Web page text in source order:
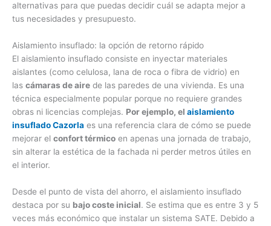
alternativas para que puedas decidir cuál se adapta mejor a
tus necesidades y presupuesto.
Aislamiento insuflado: la opción de retorno rápido
El aislamiento insuflado consiste en inyectar materiales
aislantes (como celulosa, lana de roca o fibra de vidrio) en
las cámaras de aire de las paredes de una vivienda. Es una
técnica especialmente popular porque no requiere grandes
obras ni licencias complejas. Por ejemplo, el aislamiento
insuflado Cazorla es una referencia clara de cómo se puede
mejorar el confort térmico en apenas una jornada de trabajo,
sin alterar la estética de la fachada ni perder metros útiles en
el interior.
Desde el punto de vista del ahorro, el aislamiento insuflado
destaca por su bajo coste inicial. Se estima que es entre 3 y 5
veces más económico que instalar un sistema SATE. Debido a